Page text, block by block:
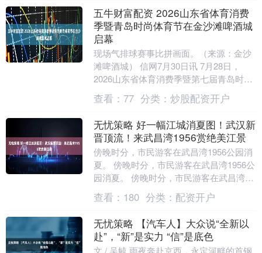
五牛财富配资 2026山东省体育消费
季暨青岛时尚体育节在金沙滩啤酒城
启幕
现场气排球赛事比拼画面。（来源：金沙
滩啤酒城） 信网7月30日讯 7月28日，
2026山东省体育消费季暨第七届青岛时尚
体育节在青岛西海岸新区金沙滩啤酒城正
式启动....
查看： 77 分类： 炒股配资开户
无忧策略 好一幅江城消夏图！武汉新
晋顶流！来武昌湾1956赏绝美江景
傍晚时分，市民游客在武昌湾1956公园消
夏。 傍晚时分，市民游客在武昌湾1956公
园消夏。 傍晚时分，市民游客在武昌湾
1956公园消夏。 7月29日傍晚，武汉武....
查看： 180 分类： 配资开户
无忧策略 【汽车人】大众说“全新以
赴”，“新”是实力 “信”是底色
文 / 吴毓 雨夜奔赴京西，永定河畔的首钢